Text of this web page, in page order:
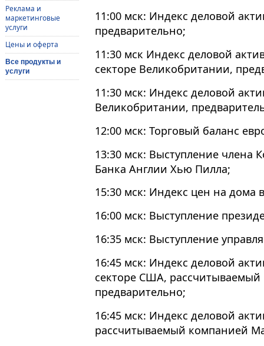
Реклама и
маркетинговые
услуги
Цены и оферта
Все продукты и
услуги
11:00 мск: Индекс деловой
предварительно;
11:30 мск Индекс деловой
секторе Великобритании,
11:30 мск: Индекс деловой
Великобритании,
12:00 мск: Торговый баланс
13:30 мск: Выступление члена
Банка Англии Хью Пилла;
15:30 мск: Индекс цен на дома
16:00 мск: Выступление
16:35 мск: Выступление
16:45 мск: Индекс деловой
секторе США,
предварительно;
16:45 мск: Индекс деловой
рассчитываемый компанией